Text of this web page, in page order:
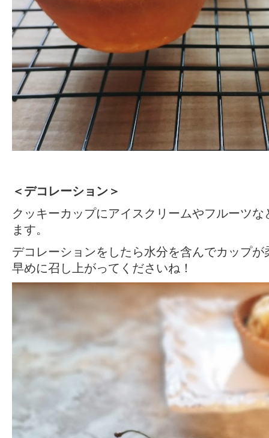
＜デコレーション＞
クッキーカップにアイスクリームやフルーツ
ます。
デコレーションをしたら水分を含んでカップ
早めに召し上がってくださいね！